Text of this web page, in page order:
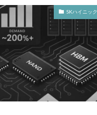
SKハイニッ